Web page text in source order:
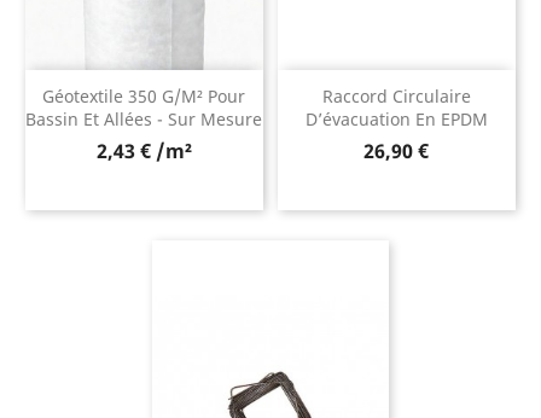
Géotextile 350 G/m² Pour
Bassin Et Allées - Sur Mesure
2,43 € /m²
Raccord Circulaire
D’évacuation En EPDM
Prix
26,90 €